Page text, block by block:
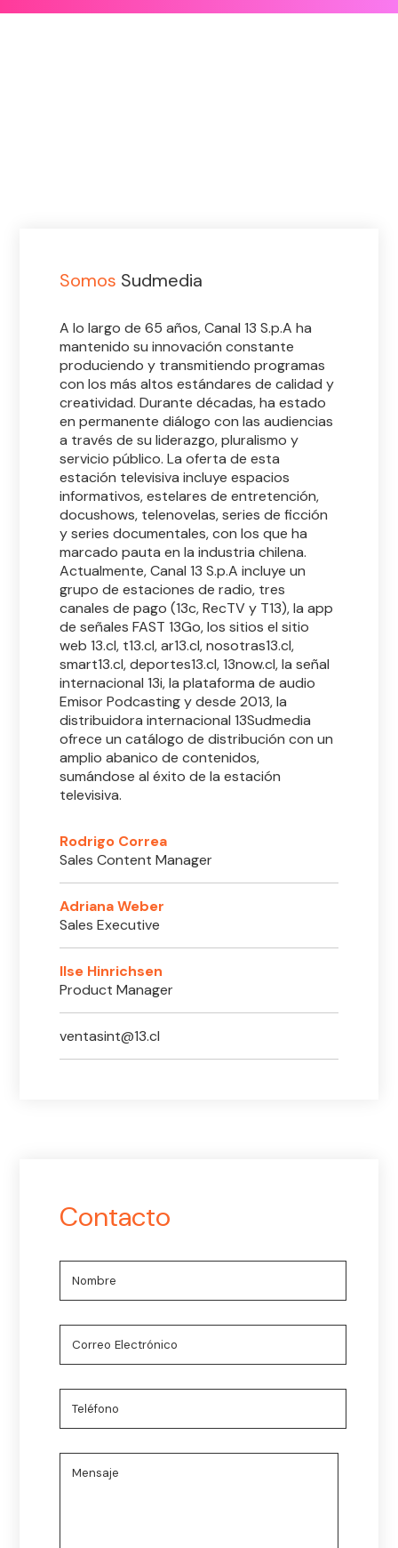
Somos Sudmedia
A lo largo de 65 años, Canal 13 S.p.A ha
mantenido su innovación constante
produciendo y transmitiendo programas
con los más altos estándares de calidad y
creatividad. Durante décadas, ha estado
en permanente diálogo con las audiencias
a través de su liderazgo, pluralismo y
servicio público. La oferta de esta
estación televisiva incluye espacios
informativos, estelares de entretención,
docushows, telenovelas, series de ficción
y series documentales, con los que ha
marcado pauta en la industria chilena.
Actualmente, Canal 13 S.p.A incluye un
grupo de estaciones de radio, tres
canales de pago (13c, RecTV y T13), la app
de señales FAST 13Go, los sitios el sitio
web 13.cl, t13.cl, ar13.cl, nosotras13.cl,
smart13.cl, deportes13.cl, 13now.cl, la señal
internacional 13i, la plataforma de audio
Emisor Podcasting y desde 2013, la
distribuidora internacional 13Sudmedia
ofrece un catálogo de distribución con un
amplio abanico de contenidos,
sumándose al éxito de la estación
televisiva.
Rodrigo Correa
Sales Content Manager
Adriana Weber
Sales Executive
Ilse Hinrichsen
Product Manager
ventasint@13.cl
Contacto